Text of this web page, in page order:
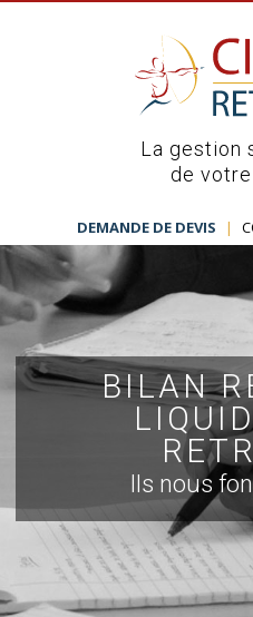
La gestion
de
DEMANDE DE DEVIS |
BILAN
Ils nous